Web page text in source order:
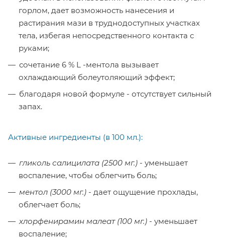
горлом, дает возможность нанесения и
растирания мази в труднодоступных участках
тела, избегая непосредственного контакта с
руками;
сочетание 6 % L -ментола вызывает
охлаждающий болеутоляющий эффект;
благодаря новой формуле - отсутствует сильный
запах.
Активные ингредиенты (в 100 мл.):
гликоль салицилата (2500 мг.) - уменьшает
воспаление, чтобы облегчить боль;
ментол (3000 мг.) - дает ощущение прохлады,
облегчает боль;
хлорфенирамин малеат (100 мг.) - уменьшает
воспаление;